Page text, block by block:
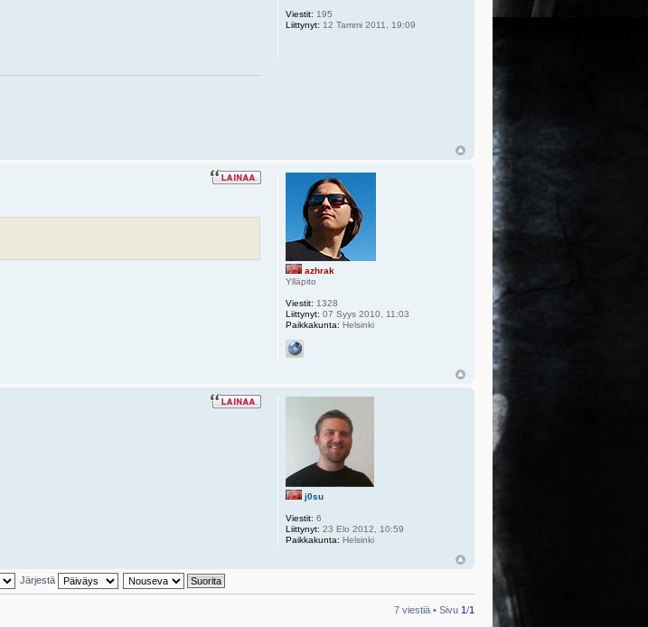
Viestit: 195
Liittynyt: 12 Tammi 2011, 19:09
azhrak
Ylläpito
Viestit: 1328
Liittynyt: 07 Syys 2010, 11:03
Paikkakunta: Helsinki
j0su
Viestit: 6
Liittynyt: 23 Elo 2012, 10:59
Paikkakunta: Helsinki
Järjestä
7 viestiä • Sivu 1/1